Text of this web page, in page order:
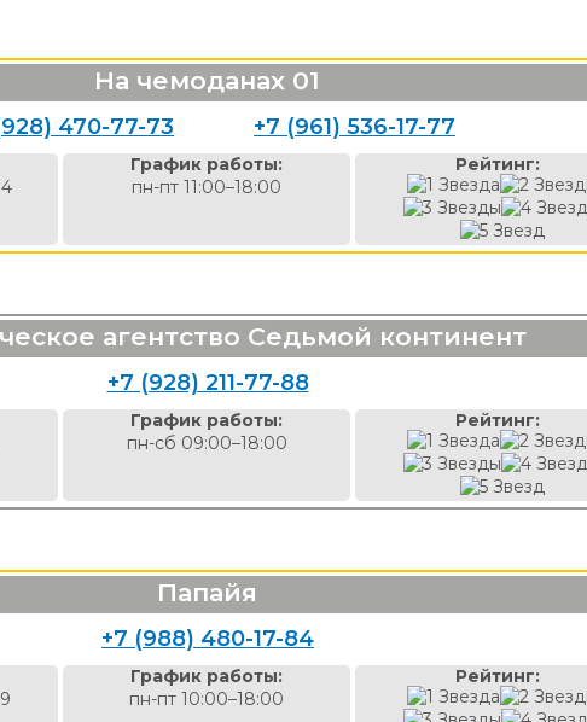
На чемоданах 01
470-77-73 +7 (961) 536-17-77
График работы:
пн-пт 11:00–18:00
Рейтинг:
агентство Седьмой континент
+7 (928) 211-77-88
График работы:
пн-сб 09:00–18:00
Рейтинг:
Папайя
+7 (988) 480-17-84
График работы:
пн-пт 10:00–18:00
Рейтинг: